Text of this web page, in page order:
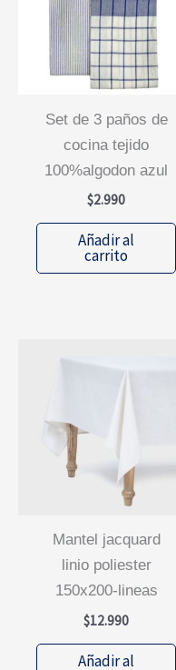
set de 3 paños de
cocina tejido
100%algodon azul
$2.990
Añadir al
carrito
mantel jacquard
linio poliester
150x200-lineas
$12.990
Añadir al